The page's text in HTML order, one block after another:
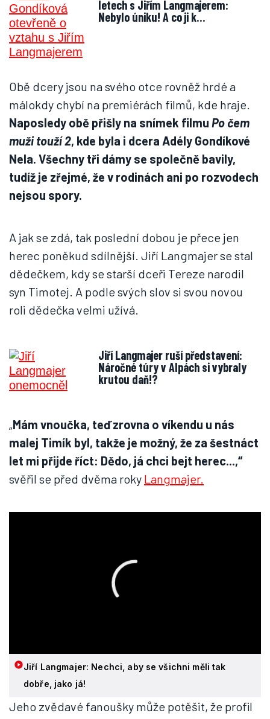
letech s Jiřím Langmajerem:
Nebylo úniku! A co ji k…
Obě dcery jsou na svého otce rovněž hrdé a
málokdy chybí na premiérách filmů, kde hraje.
Naposledy obě přišly na snímek filmu Po čem
muži touží 2, kde byla i dcera Adély Gondíkové
Nela. Všechny tři dámy se společně bavily,
tudíž je zřejmé, že v rodinách ani po rozvodech
nejsou spory.
A jak se zdá, tak poslední dobou je přece jen
herec poněkud sdílnější. Jiří Langmajer se stal
dědečkem, kdy se starší dceři Tereze narodil
syn Timotej. A podle svých slov si svou novou
roli dědečka velmi užívá.
Jiří Langmajer ruší představení:
Náročné túry v Alpách si vybraly
krutou daň!?
„Mám vnoučka, teď zrovna o víkendu u nás
malej Timík byl, takže je možný, že za šestnáct
let mi přijde říct: Dědo, já chci bejt herec...,“
svěřil se před dvěma roky Langmajer.
Jiří Langmajer: Nechci, aby se všichni měli tak
dobře, jako já!
Jeho zvědavé fanoušky může potěšit, že profil